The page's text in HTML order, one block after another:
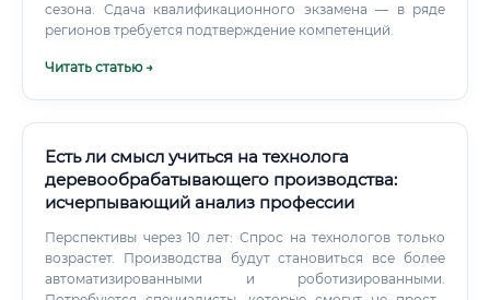
сезона. Сдача квалификационного экзамена — в ряде
регионов требуется подтверждение компетенций.
Читать статью →
Есть ли смысл учиться на технолога
деревообрабатывающего производства:
исчерпывающий анализ профессии
Перспективы через 10 лет: Спрос на технологов только
возрастет. Производства будут становиться все более
автоматизированными и роботизированными.